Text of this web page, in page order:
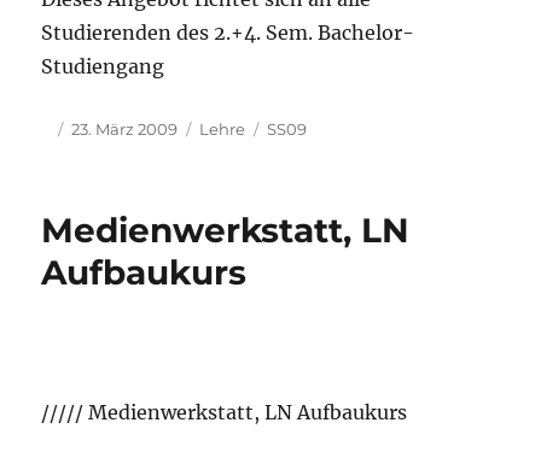
Studierenden des 2.+4. Sem. Bachelor-
Studiengang
AutorVeröffentlicht
23. März 2009 Kategorien
Lehre Schlagwörter
SS09
Medienwerkstatt, LN
Aufbaukurs
///// Medienwerkstatt, LN Aufbaukurs